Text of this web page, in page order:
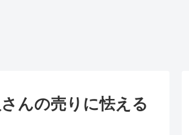
んの売りに怯える